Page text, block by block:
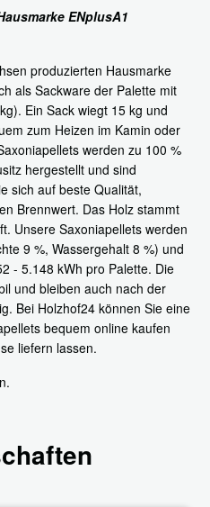
ENplusA1
produzierten Hausmarke
als Sackware der Palette mit
Ein Sack wiegt 15 kg und
zum Heizen im Kamin oder
werden zu 100 %
hergestellt und sind
sich auf beste Qualität,
Brennwert. Das Holz stammt
Unsere Saxoniapellets werden
9 %, Wassergehalt 8 %) und
- 5.148 kWh pro Palette. Die
und bleiben auch nach der
Bei Holzhof24 können Sie eine
bequem online kaufen
liefern lassen.